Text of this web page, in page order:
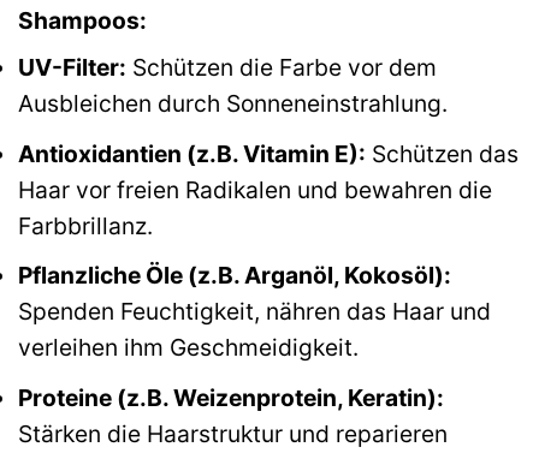
Shampoos:
UV-Filter: Schützen die Farbe vor dem
Ausbleichen durch Sonneneinstrahlung.
Antioxidantien (z.B. Vitamin E): Schützen das
Haar vor freien Radikalen und bewahren die
Farbbrillanz.
Pflanzliche Öle (z.B. Arganöl, Kokosöl):
Spenden Feuchtigkeit, nähren das Haar und
verleihen ihm Geschmeidigkeit.
Proteine (z.B. Weizenprotein, Keratin):
Stärken die Haarstruktur und reparieren